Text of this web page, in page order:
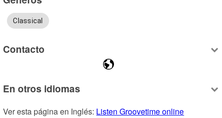
Classical
Contacto
En otros idiomas
Ver esta página en Inglés: Listen Groovetime online